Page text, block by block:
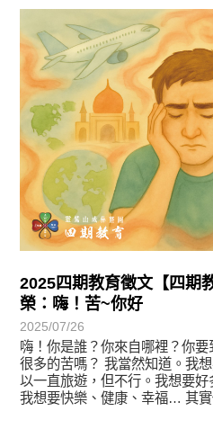
2025四期教育徵文【四
榮：嗨！苦~你好
2025/07/26
嗨！你是誰？你來自哪裡？你
很多的苦嗎？ 我當然知道。我
以一直旅遊，但不行。我想要好
我想要快樂、健康、幸福… 其